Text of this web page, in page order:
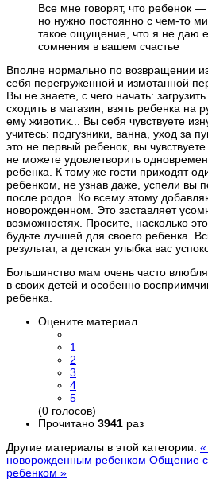
Все мне говорят, что ребенок —
но нужно постоянно с чем-то
такое ощущение, что я не даю
сомнения в вашем счастье
Вполне нормально по возвращении
себя перегруженной и измотанной
Вы не знаете, с чего начать:
сходить в магазин, взять ребенка на
ему животик... Вы себя чувствуете
учитесь: подгузники, ванна, уход за
это не первый ребенок, вы
не можете удовлетворить
ребенка. К тому же гости приходят
ребенком, не узнав даже, успели вы
после родов. Ко всему этому
новорожденном. Это заставляет
возможностях. Просите, насколько
будьте лучшей для своего ребенка.
результат, а детская улыбка вас
Большинство мам очень часто
в своих детей и особенно
ребенка.
Оцените материал
1
2
3
4
5
(0 голосов)
Прочитано 3941 раз
Другие материалы в этой категории: «
новорожденным ребенком Общение
ребенком »